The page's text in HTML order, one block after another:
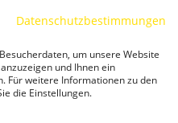
Datenschutzbestimmungen
um unsere Website
und Ihnen ein
Für weitere Informationen zu den
die Einstellungen.